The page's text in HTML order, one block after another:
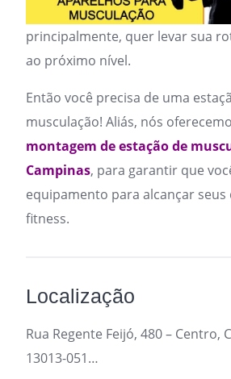
principalmente, quer levar sua
ao próximo nível.
Então você precisa de uma
musculação! Aliás, nós
montagem de estação de
Campinas, para garantir que
equipamento para alcançar seus
fitness.
Localização
Rua Regente Feijó, 480 – Centro,
13013-051…